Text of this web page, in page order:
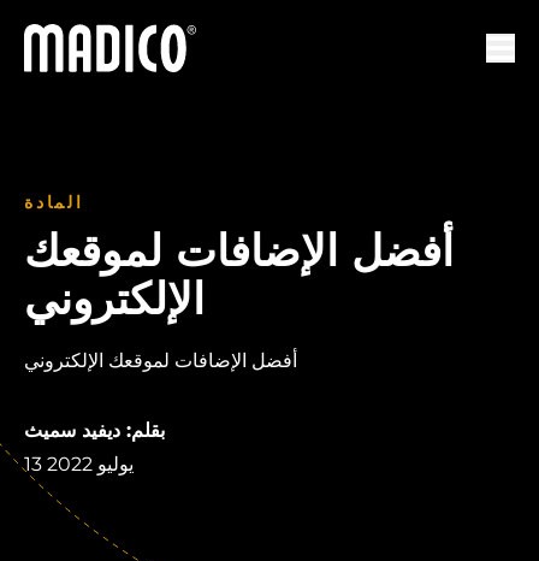
ماديكو
المادة
أفضل الإضافات لموقعك
الإلكتروني
أفضل الإضافات لموقعك الإلكتروني
بقلم: ديفيد سميث
13 يوليو 2022